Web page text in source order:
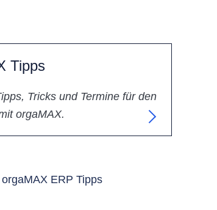
Tipps
Tricks und Termine für den
orgaMAX.
orgaMAX ERP Tipps